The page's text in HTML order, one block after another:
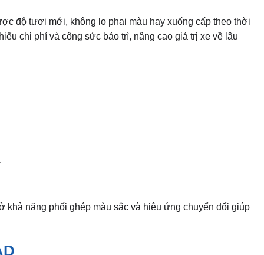
độ tươi mới, không lo phai màu hay xuống cấp theo thời
chi phí và công sức bảo trì, nâng cao giá trị xe về lâu
khả năng phối ghép màu sắc và hiệu ứng chuyển đổi giúp